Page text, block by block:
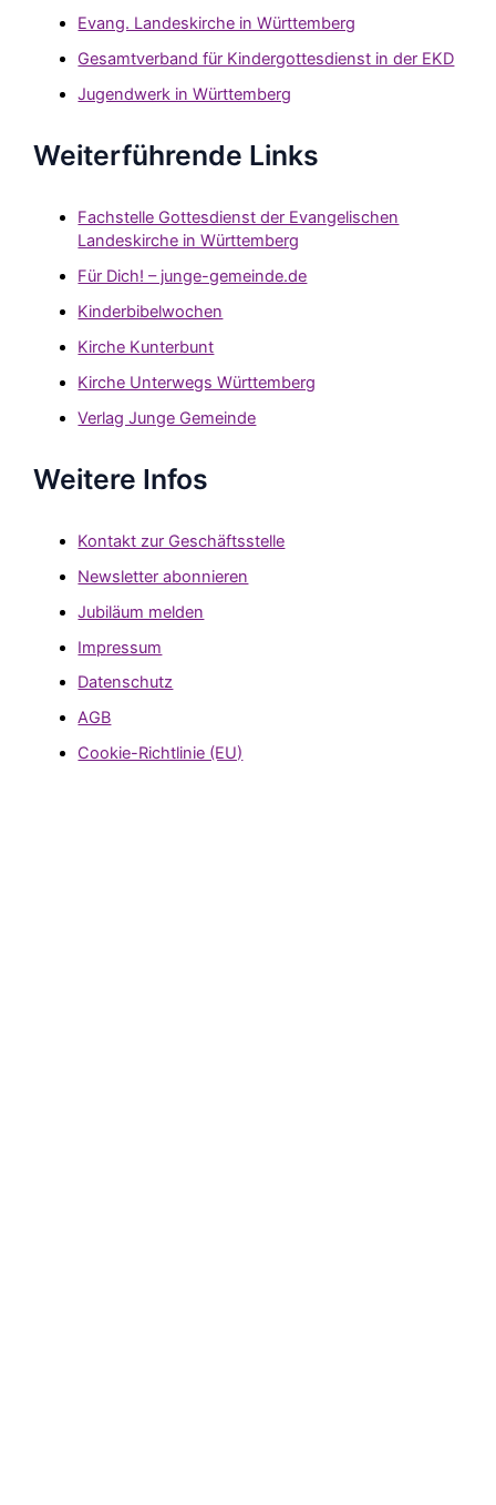
Evang. Landeskirche in Württemberg
Gesamtverband für Kindergottesdienst in der EKD
Jugendwerk in Württemberg
Weiterführende Links
Fachstelle Gottesdienst der Evangelischen
Landeskirche in Württemberg
Für Dich! – junge-gemeinde.de
Kinderbibelwochen
Kirche Kunterbunt
Kirche Unterwegs Württemberg
Verlag Junge Gemeinde
Weitere Infos
Kontakt zur Geschäftsstelle
Newsletter abonnieren
Jubiläum melden
Impressum
Datenschutz
AGB
Cookie-Richtlinie (EU)